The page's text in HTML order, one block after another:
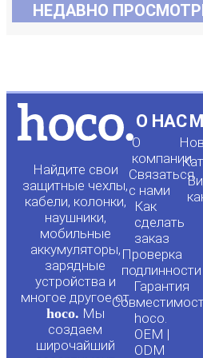
НЕДАВНО
Найдите свои
защитные чехлы,
кабели, колонки,
наушники,
мобильные
аккумуляторы,
зарядные
устройства и
многое другое от
hoco. Мы
создаем
широчайший
О НАС
О
компании
Связаться
с нами
Как
сделать
заказ
Проверка
подлинности
Гарантия
hoco.
OEM |
ODM